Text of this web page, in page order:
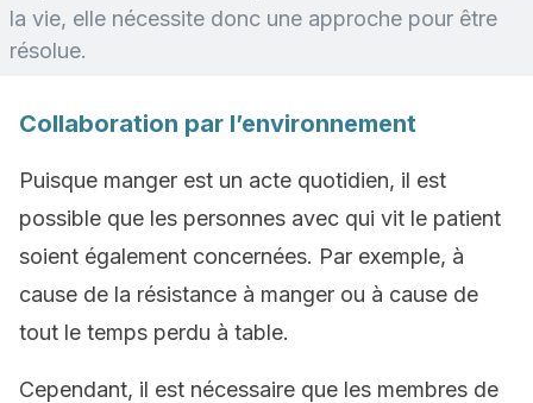
la vie, elle nécessite donc une approche pour être
résolue.
Collaboration par l’environnement
Puisque manger est un acte quotidien, il est
possible que les personnes avec qui vit le patient
soient également concernées. Par exemple, à
cause de la résistance à manger ou à cause de
tout le temps perdu à table.
Cependant, il est nécessaire que les membres de